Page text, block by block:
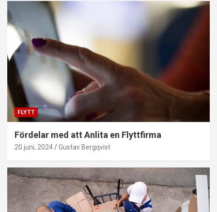
FLYTT
Fördelar med att Anlita en Flyttfirma
20 juni, 2024 Gustav Bergqvist